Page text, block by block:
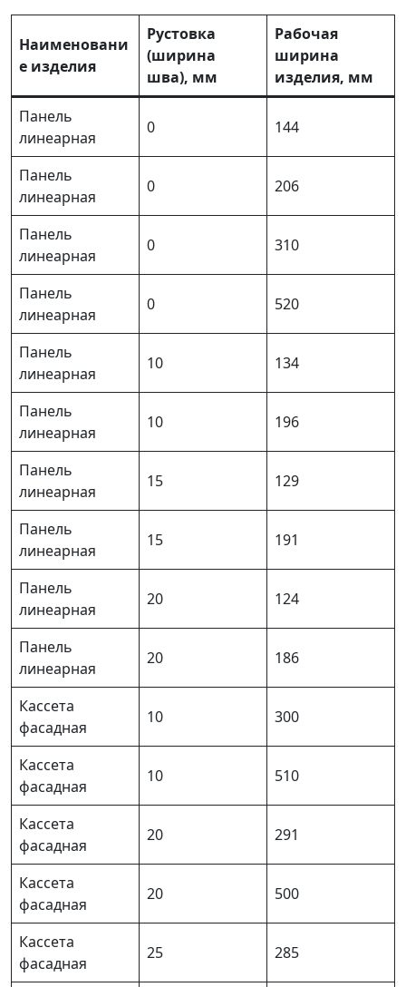
Наименовани
е изделия
Рустовка
(ширина
шва), мм
Рабочая
ширина
изделия, мм
Панель
линеарная
0 144
Панель
линеарная
0 206
Панель
линеарная
0 310
Панель
линеарная
0 520
Панель
линеарная
10 134
Панель
линеарная
10 196
Панель
линеарная
15 129
Панель
линеарная
15 191
Панель
линеарная
20 124
Панель
линеарная
20 186
Кассета
фасадная
10 300
Кассета
фасадная
10 510
Кассета
фасадная
20 291
Кассета
фасадная
20 500
Кассета
фасадная
25 285